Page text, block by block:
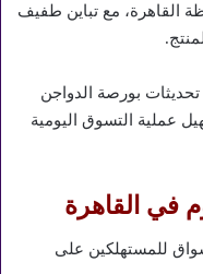
القاهرة، مع تباين طفيف
بورصة الدواجن
عملية التسوق اليومية
في القاهرة
للمستهلكين على